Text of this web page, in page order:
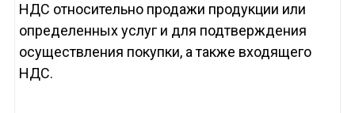
НДС относительно продажи продукции или
определенных услуг и для подтверждения
осуществления покупки, а также входящего
НДС.